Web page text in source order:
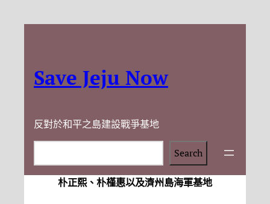
Save Jeju Now
反對於和平之島建設戰爭基地
Search
朴正熙、朴槿惠以及濟州島海軍基地